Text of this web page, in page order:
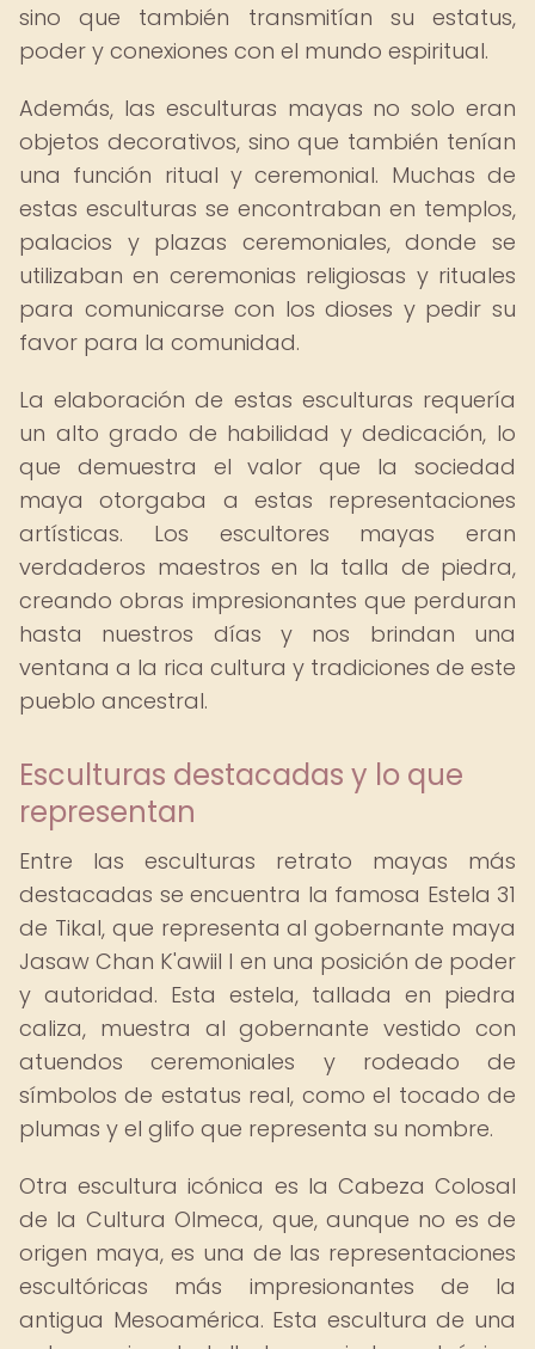
sino que también transmitían su estatus,
poder y conexiones con el mundo espiritual.
Además, las esculturas mayas no solo eran
objetos decorativos, sino que también tenían
una función ritual y ceremonial. Muchas de
estas esculturas se encontraban en templos,
palacios y plazas ceremoniales, donde se
utilizaban en ceremonias religiosas y rituales
para comunicarse con los dioses y pedir su
favor para la comunidad.
La elaboración de estas esculturas requería
un alto grado de habilidad y dedicación, lo
que demuestra el valor que la sociedad
maya otorgaba a estas representaciones
artísticas. Los escultores mayas eran
verdaderos maestros en la talla de piedra,
creando obras impresionantes que perduran
hasta nuestros días y nos brindan una
ventana a la rica cultura y tradiciones de este
pueblo ancestral.
Esculturas destacadas y lo que
representan
Entre las esculturas retrato mayas más
destacadas se encuentra la famosa Estela 31
de Tikal, que representa al gobernante maya
Jasaw Chan K'awiil I en una posición de poder
y autoridad. Esta estela, tallada en piedra
caliza, muestra al gobernante vestido con
atuendos ceremoniales y rodeado de
símbolos de estatus real, como el tocado de
plumas y el glifo que representa su nombre.
Otra escultura icónica es la Cabeza Colosal
de la Cultura Olmeca, que, aunque no es de
origen maya, es una de las representaciones
escultóricas más impresionantes de la
antigua Mesoamérica. Esta escultura de una